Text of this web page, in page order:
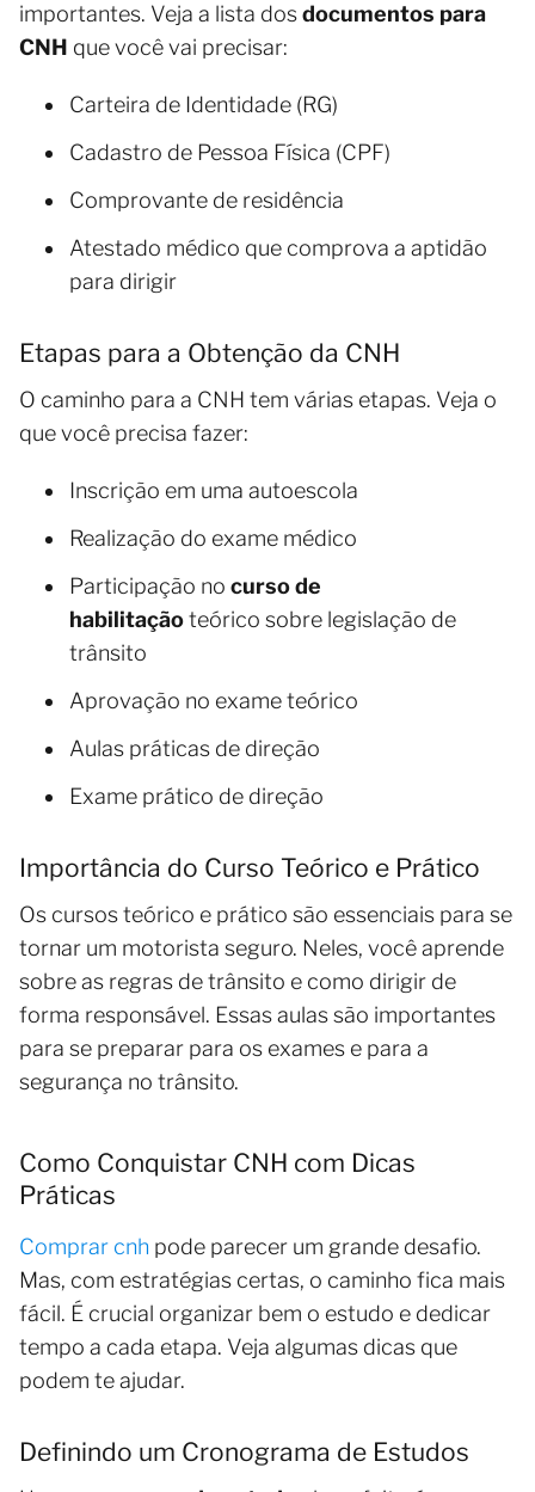
importantes. Veja a lista dosdocumentos para
CNH que você vai precisar:
Carteira de Identidade (RG)
Cadastro de Pessoa Física (CPF)
Comprovante de residência
Atestado médico que comprova a aptidão
para dirigir
Etapas para a Obtenção da CNH
O caminho para a CNH tem várias etapas. Veja o
que você precisa fazer:
Inscrição em uma autoescola
Realização do exame médico
Participação no curso de
habilitaçãoteórico sobre legislação de
trânsito
Aprovação no exame teórico
Aulas práticas de direção
Exame prático de direção
Importância do Curso Teórico e Prático
Os cursos teórico e prático são essenciais para se
tornar um motorista seguro. Neles, você aprende
sobre as regras de trânsito e como dirigir de
forma responsável. Essas aulas são importantes
para se preparar para os exames e para a
segurança no trânsito.
Como Conquistar CNH com Dicas
Práticas
Comprar cnh pode parecer um grande desafio.
Mas, com estratégias certas, o caminho fica mais
fácil. É crucial organizar bem o estudo e dedicar
tempo a cada etapa. Veja algumas dicas que
podem te ajudar.
Definindo um Cronograma de Estudos